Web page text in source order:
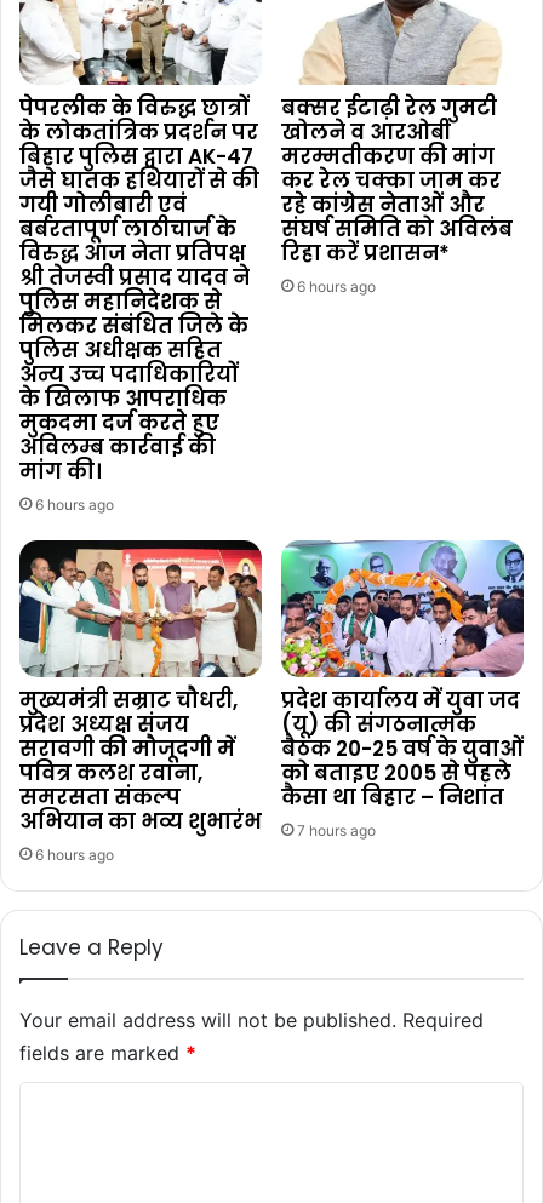
पेपरलीक के विरुद्ध छात्रों
के लोकतांत्रिक प्रदर्शन पर
बिहार पुलिस द्वारा AK-47
जैसे घातक हथियारों से की
गयी गोलीबारी एवं
बर्बरतापूर्ण लाठीचार्ज के
विरुद्ध आज नेता प्रतिपक्ष
श्री तेजस्वी प्रसाद यादव ने
पुलिस महानिदेशक से
मिलकर संबंधित जिले के
पुलिस अधीक्षक सहित
अन्य उच्च पदाधिकारियों
के खिलाफ आपराधिक
मुकदमा दर्ज करते हुए
अविलम्ब कार्रवाई की
मांग की।
6 hours ago
बक्सर ईटाढ़ी रेल गुमटी
खोलने व आरओबी
मरम्मतीकरण की मांग
कर रेल चक्का जाम कर
रहे कांग्रेस नेताओं और
संघर्ष समिति को अविलंब
रिहा करें प्रशासन*
6 hours ago
मुख्यमंत्री सम्राट चौधरी,
प्रदेश अध्यक्ष संजय
सरावगी की मौजूदगी में
पवित्र कलश रवाना,
समरसता संकल्प
अभियान का भव्य शुभारंभ
6 hours ago
प्रदेश कार्यालय में युवा जद
(यू) की संगठनात्मक
बैठक 20-25 वर्ष के युवाओं
को बताइए 2005 से पहले
कैसा था बिहार – निशांत
7 hours ago
Leave a Reply
Your email address will not be published. Required
fields are marked *